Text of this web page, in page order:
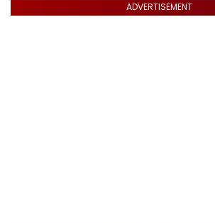
ADVERTISEMENT